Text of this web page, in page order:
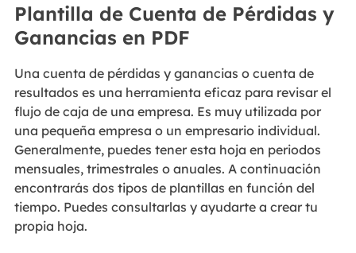
Plantilla de Cuenta de Pérdidas y
Ganancias en PDF
Una cuenta de pérdidas y ganancias o cuenta de
resultados es una herramienta eficaz para revisar el
flujo de caja de una empresa. Es muy utilizada por
una pequeña empresa o un empresario individual.
Generalmente, puedes tener esta hoja en periodos
mensuales, trimestrales o anuales. A continuación
encontrarás dos tipos de plantillas en función del
tiempo. Puedes consultarlas y ayudarte a crear tu
propia hoja.